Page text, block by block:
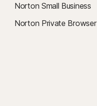
Norton Small Business
Norton Private Browser